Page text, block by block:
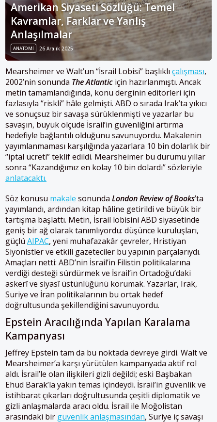
Amerikan Siyaseti Sözlüğü: Temel
Kavramlar, Farklar ve Yanlış
Anlaşılmalar
ANATOMI 26 Aralık 2025
Mearsheimer ve Walt’un “İsrail Lobisi” başlıklı çalışması,
2002’nin sonunda The Atlantic için hazırlanmıştı. Ancak
metin tamamlandığında, konu derginin editörleri için
fazlasıyla “riskli” hâle gelmişti. ABD o sırada Irak’ta yıkıcı
ve sonuçsuz bir savaşa sürüklenmişti ve yazarlar bu
savaşın, büyük ölçüde İsrail’in güvenliğini artırma
hedefiyle bağlantılı olduğunu savunuyordu. Makalenin
yayımlanmaması karşılığında yazarlara 10 bin dolarlık bir
“iptal ücreti” teklif edildi. Mearsheimer bu durumu yıllar
sonra “Kazandığımız en kolay 10 bin dolardı” sözleriyle
anlatacaktı.
Söz konusu makale sonunda London Review of Books’ta
yayımlandı, ardından kitap hâline getirildi ve büyük bir
tartışma başlattı. Metin, İsrail lobisini ABD siyasetinde
geniş bir ağ olarak tanımlıyordu: düşünce kuruluşları,
güçlü AIPAC, yeni muhafazakâr çevreler, Hristiyan
Siyonistler ve etkili gazeteciler bu yapının parçalarıydı.
Amaçları netti: ABD’nin İsrail’in Filistin politikalarına
verdiği desteği sürdürmek ve İsrail’in Ortadoğu’daki
askerî ve siyasî üstünlüğünü korumak. Yazarlar, Irak,
Suriye ve İran politikalarının bu ortak hedef
doğrultusunda şekillendiğini savunuyordu.
Epstein Aracılığında Yapılan Karalama
Kampanyası
Jeffrey Epstein tam da bu noktada devreye girdi. Walt ve
Mearsheimer’a karşı yürütülen kampanyada aktif rol
aldı. İsrail’le olan ilişkileri gizli değildi; eski Başbakan
Ehud Barak’la yakın temas içindeydi. İsrail’in güvenlik ve
istihbarat çıkarları doğrultusunda çeşitli diplomatik ve
gizli anlaşmalarda aracı oldu. İsrail ile Moğolistan
arasındaki bir güvenlik anlaşmasından, Suriye iç savaşı